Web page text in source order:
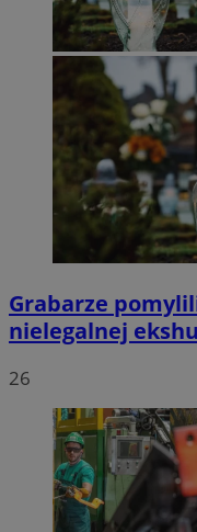
Grabarze
nielegalnej
26